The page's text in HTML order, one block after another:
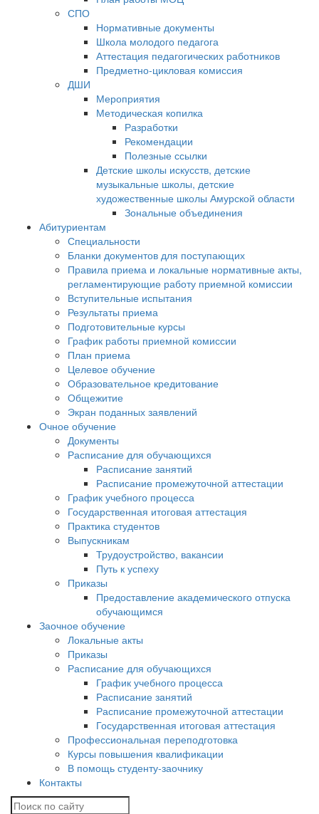
СПО
Нормативные документы
Школа молодого педагога
Аттестация педагогических работников
Предметно-цикловая комиссия
ДШИ
Мероприятия
Методическая копилка
Разработки
Рекомендации
Полезные ссылки
Детские школы искусств, детские
музыкальные школы, детские
художественные школы Амурской области
Зональные объединения
Абитуриентам
Специальности
Бланки документов для поступающих
Правила приема и локальные нормативные акты,
регламентирующие работу приемной комиссии
Вступительные испытания
Результаты приема
Подготовительные курсы
График работы приемной комиссии
План приема
Целевое обучение
Образовательное кредитование
Общежитие
Экран поданных заявлений
Очное обучение
Документы
Расписание для обучающихся
Расписание занятий
Расписание промежуточной аттестации
График учебного процесса
Государственная итоговая аттестация
Практика студентов
Выпускникам
Трудоустройство, вакансии
Путь к успеху
Приказы
Предоставление академического отпуска
обучающимся
Заочное обучение
Локальные акты
Приказы
Расписание для обучающихся
График учебного процесса
Расписание занятий
Расписание промежуточной аттестации
Государственная итоговая аттестация
Профессиональная переподготовка
Курсы повышения квалификации
В помощь студенту-заочнику
Контакты